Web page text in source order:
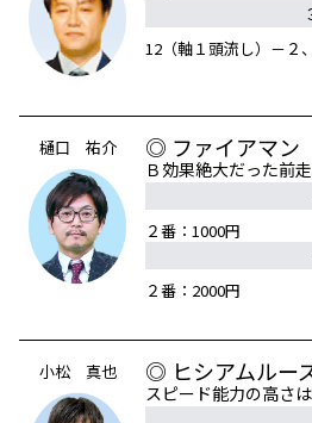
12（軸１頭流し）－２
樋口 祐介 ◎ ファイアマン
Ｂ効果絶大だった前
２番：1000円
２番：2000円
小松 真也 ◎ ヒシアムルー
スピード能力の高さ